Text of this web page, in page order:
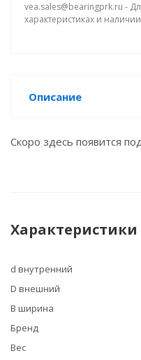
vea.sales@bearingprk.ru -
характеристиках и
Описание
Скоро здесь появится
Характеристики
d внутренний
D внешний
B ширина
Бренд
Вес